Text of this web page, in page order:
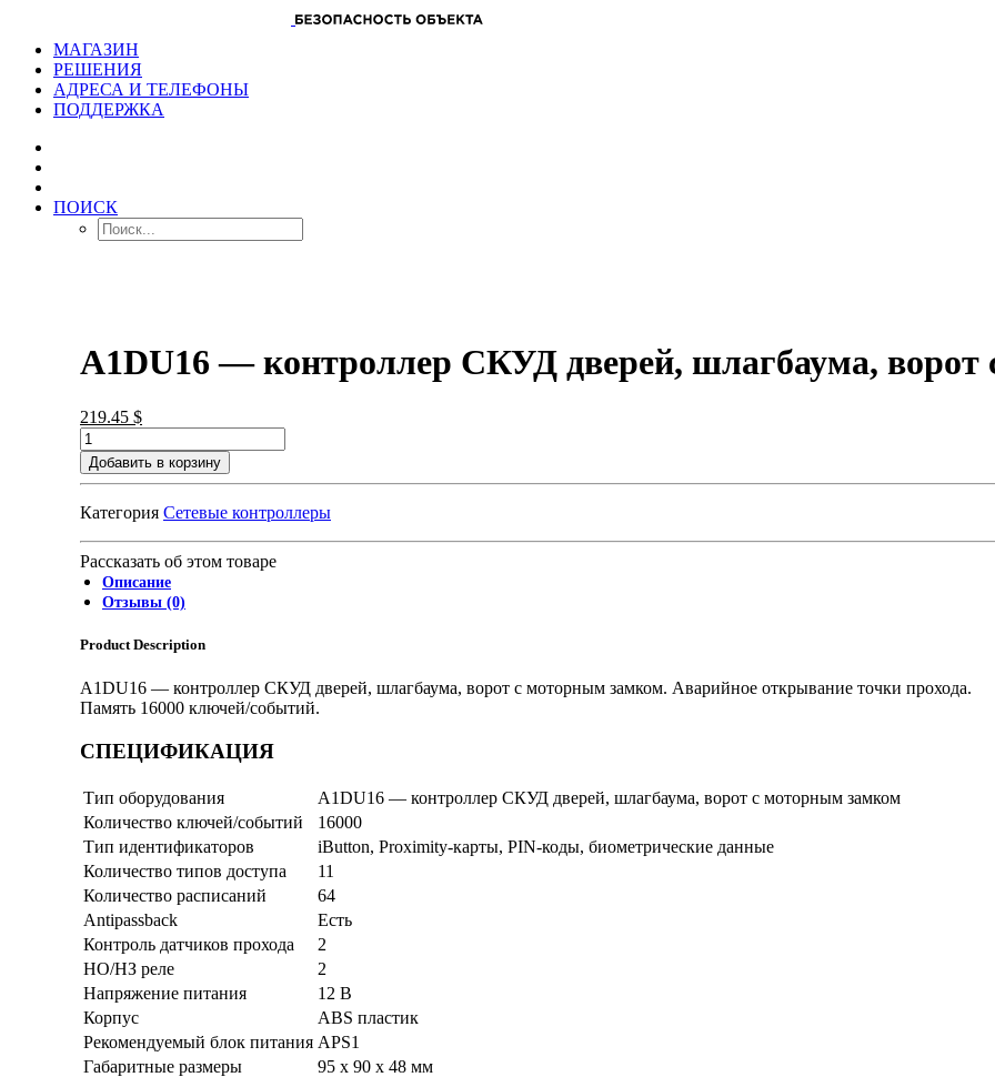
МАГАЗИН
РЕШЕНИЯ
АДРЕСА И ТЕЛЕФОНЫ
ПОДДЕРЖКА
ПОИСК
A1DU16 — контроллер СКУД дверей, шлагбаума,
219.45 $
Добавить в корзину
Категория Сетевые контроллеры
Рассказать об этом товаре
Описание
Отзывы (0)
Product Description
A1DU16 — контроллер СКУД дверей, шлагбаума, ворот с моторным замком. Аварийное открывание точки прохода.
Память 16000 ключей/событий.
СПЕЦИФИКАЦИЯ
Тип оборудования
A1DU16 — контроллер СКУД дверей, шлагбаума, ворот с моторным замком
Количество ключей/событий
16000
Тип идентификаторов
iButton, Proximity-карты, PIN-коды, биометрические данные
Количество типов доступа
11
Количество расписаний
64
Antipassback
Есть
Контроль датчиков прохода
2
НО/НЗ реле
2
Напряжение питания
12 В
Корпус
ABS пластик
Рекомендуемый блок питания APS1
Габаритные размеры
95 х 90 х 48 мм